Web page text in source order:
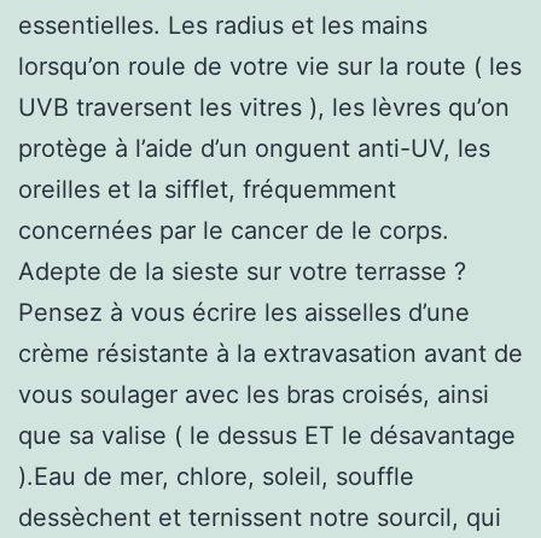
essentielles. Les radius et les mains
lorsqu’on roule de votre vie sur la route ( les
UVB traversent les vitres ), les lèvres qu’on
protège à l’aide d’un onguent anti-UV, les
oreilles et la sifflet, fréquemment
concernées par le cancer de le corps.
Adepte de la sieste sur votre terrasse ?
Pensez à vous écrire les aisselles d’une
crème résistante à la extravasation avant de
vous soulager avec les bras croisés, ainsi
que sa valise ( le dessus ET le désavantage
).Eau de mer, chlore, soleil, souffle
dessèchent et ternissent notre sourcil, qui